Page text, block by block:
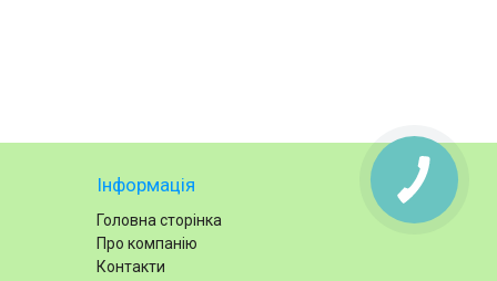
Інформація
Головна сторінка
Про компанію
Контакти